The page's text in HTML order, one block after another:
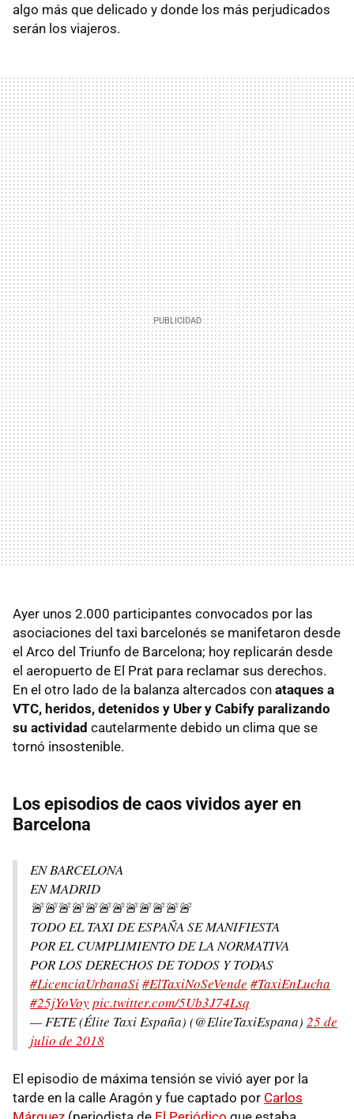
algo más que delicado y donde los más perjudicados
serán los viajeros.
Ayer unos 2.000 participantes convocados por las
asociaciones del taxi barcelonés se manifetaron desde
el Arco del Triunfo de Barcelona; hoy replicarán desde
el aeropuerto de El Prat para reclamar sus derechos.
En el otro lado de la balanza altercados con ataques a
VTC, heridos, detenidos y Uber y Cabify paralizando
su actividad cautelarmente debido un clima que se
tornó insostenible.
Los episodios de caos vividos ayer en
Barcelona
EN BARCELONA
EN MADRID
🚨🚨🚨🚨🚨🚨🚨🚨🚨🚨🚨🚨
TODO EL TAXI DE ESPAÑA SE MANIFIESTA
POR EL CUMPLIMIENTO DE LA NORMATIVA
POR LOS DERECHOS DE TODOS Y TODAS
#LicenciaUrbanaSi#ElTaxiNoSeVende #TaxiEnLucha
#25jYoVoypic.twitter.com/5Ub3J74Lsq
— FETE (Élite Taxi España) (@EliteTaxiEspana) 25 de
julio de 2018
El episodio de máxima tensión se vivió ayer por la
tarde en la calle Aragón y fue captado por Carlos